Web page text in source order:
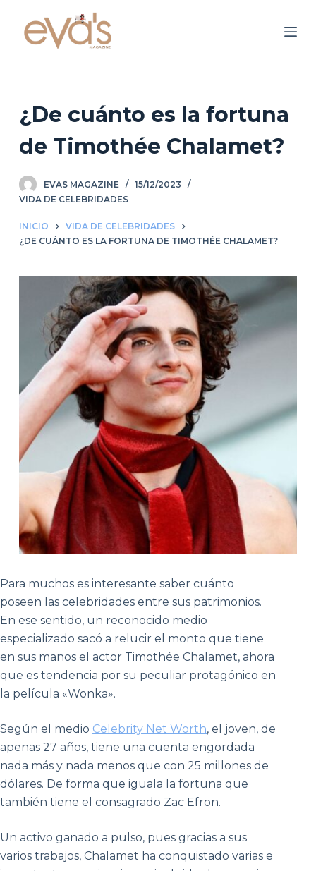
o
n
¿De cuánto es la fortuna
de Timothée Chalamet?
EVAS MAGAZINE
15/12/2023
VIDA DE CELEBRIDADES
INICIO
VIDA DE CELEBRIDADES
¿DE CUÁNTO ES LA FORTUNA DE TIMOTHÉE CHALAMET?
Para muchos es interesante saber cuánto
poseen las celebridades entre sus patrimonios.
En ese sentido, un reconocido medio
especializado sacó a relucir el monto que tiene
en sus manos el actor Timothée Chalamet, ahora
que es tendencia por su peculiar protagónico en
la película «Wonka».
Según el medio Celebrity Net Worth, el joven, de
apenas 27 años, tiene una cuenta engordada
nada más y nada menos que con 25 millones de
dólares. De forma que iguala la fortuna que
también tiene el consagrado Zac Efron.
Un activo ganado a pulso, pues gracias a sus
varios trabajos, Chalamet ha conquistado varias e